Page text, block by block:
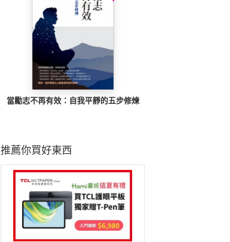
當勵志不再有效：自我平靜的五步修煉
推薦你買好東西